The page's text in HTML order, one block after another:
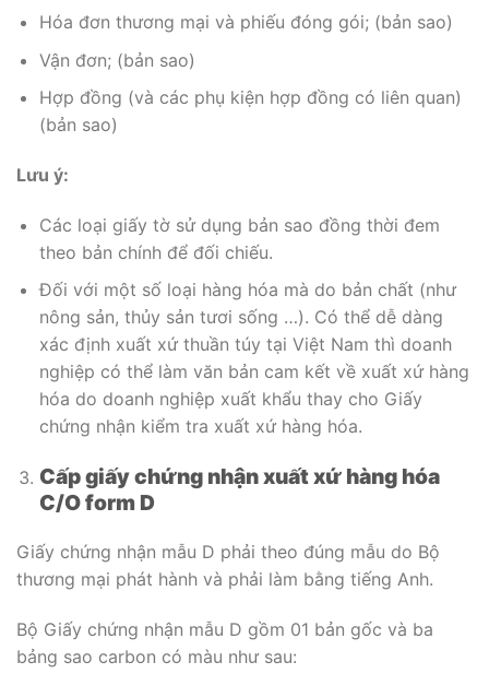
Hóa đơn thương mại và phiếu đóng gói; (bản sao)
Vận đơn; (bản sao)
Hợp đồng (và các phụ kiện hợp đồng có liên quan)
(bản sao)
Lưu ý:
Các loại giấy tờ sử dụng bản sao đồng thời đem
theo bản chính để đối chiếu.
Đối với một số loại hàng hóa mà do bản chất (như
nông sản, thủy sản tươi sống …). Có thể dễ dàng
xác định xuất xứ thuần túy tại Việt Nam thì doanh
nghiệp có thể làm văn bản cam kết về xuất xứ hàng
hóa do doanh nghiệp xuất khẩu thay cho Giấy
chứng nhận kiểm tra xuất xứ hàng hóa.
Cấp giấy chứng nhận xuất xứ hàng hóa
C/O form D
Giấy chứng nhận mẫu D phải theo đúng mẫu do Bộ
thương mại phát hành và phải làm bằng tiếng Anh.
Bộ Giấy chứng nhận mẫu D gồm 01 bản gốc và ba
bảng sao carbon có màu như sau: